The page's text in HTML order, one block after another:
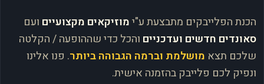
הכנת הפלייבקים מתבצעת ע"ימוזיקאים מקצועיים ועם
סאונדים חדשים ועדכניים והכל כדי שההופעה / הקלטה
שלכם תצא מושלמת וברמה הגבוהה ביותר. פנו אלינו
ונפיק לכם פלייבק בהזמנה אישית.